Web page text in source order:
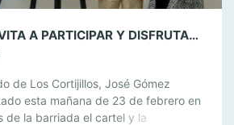
JOSÉ GÓMEZ INVITA A PARTICIPAR Y DISFRUTAR DEL CARNAVAL DE LOS CORTIJILLOS
de Los Cortijillos, José Gómez
esta mañana de 23 de febrero en
de la barriada el cartel y la